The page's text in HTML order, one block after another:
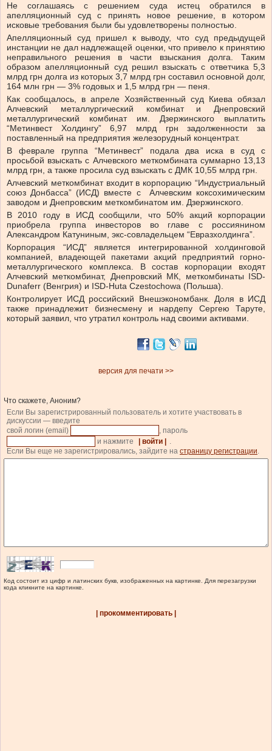
Не соглашаясь с решением суда истец обратился в
апелляционный суд с принять новое решение, в котором
исковые требования были бы удовлетворены полностью.
Апелляционный суд пришел к выводу, что суд предыдущей
инстанции не дал надлежащей оценки, что привело к принятию
неправильного решения в части взыскания долга. Таким
образом апелляционный суд решил взыскать с ответчика 5,3
млрд грн долга из которых 3,7 млрд грн составил основной долг,
164 млн грн — 3% годовых и 1,5 млрд грн — пеня.
Как сообщалось, в апреле Хозяйственный суд Киева обязал
Алчевский металлургический комбинат и Днепровский
металлургический комбинат им. Дзержинского выплатить
“Метинвест Холдингу” 6,97 млрд грн задолженности за
поставленный на предприятия железорудный концентрат.
В феврале группа “Метинвест” подала два иска в суд с
просьбой взыскать с Алчевского меткомбината суммарно 13,13
млрд грн, а также просила суд взыскать с ДМК 10,55 млрд грн.
Алчевский меткомбинат входит в корпорацию “Индустриальный
союз Донбасса” (ИСД) вместе с Алчевским коксохимическим
заводом и Днепровским меткомбинатом им. Дзержинского.
В 2010 году в ИСД сообщили, что 50% акций корпорации
приобрела группа инвесторов во главе с россиянином
Александром Катуниным, экс-совладельцем “Евразхолдинга”.
Корпорация “ИСД” является интегрированной холдинговой
компанией, владеющей пакетами акций предприятий горно-
металлургического комплекса. В состав корпорации входят
Алчевский меткомбинат, Днепровский МК, меткомбинаты ISD-
Dunaferr (Венгрия) и ISD-Huta Czestochowa (Польша).
Контролирует ИСД российский Внешэкономбанк. Доля в ИСД
также принадлежит бизнесмену и нардепу Сергею Таруте,
который заявил, что утратил контроль над своими активами.
версия для печати >>
Что скажете, Аноним?
Если Вы зарегистрированный пользователь и хотите участвовать в
дискуссии — введите
свой логин (email)
, пароль
и нажмите
| войти |
.
Если Вы еще не зарегистрировались, зайдите на страницу регистрации.
Код состоит из цифр и латинских букв, изображенных на картинке. Для перезагрузки
кода кликните на картинке.
| прокомментировать |